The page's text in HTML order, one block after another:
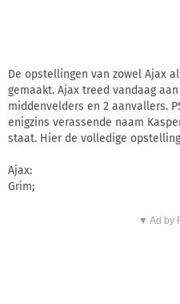
De opstellingen van zowel Ajax
gemaakt. Ajax treed vandaag
middenvelders en 2 aanvallers.
enigzins verassende naam
staat. Hier de volledige
Ajax:
Grim;
▼ Ad by